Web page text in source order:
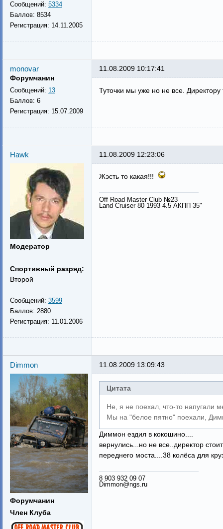
Сообщений: 5334
Баллов: 8534
Регистрация: 14.11.2005
monovar
Форумчанин
Сообщений: 13
Баллов: 6
Регистрация: 15.07.2009
11.08.2009 10:17:41
Туточки мы уже но не все.
Hawk
Модератор
Спортивный разряд:
Второй
Сообщений: 3599
Баллов: 2880
Регистрация: 11.01.2006
11.08.2009 12:23:06
Жэсть то какая!!!
Off Road Master Club №23
Land Cruiser 80 1993 4.5 АКПП 35"
Dimmon
Форумчанин
Член Клуба
11.08.2009 13:09:43
Цитата
Не, я не поехал, что-то напугали
Мы на "белое пятно" поехали,
Диммон ездил в кокошино....
вернулись...но не все..директор
переднего моста....38 колёса для
8 903 932 09 07
Dimmon@ngs.ru